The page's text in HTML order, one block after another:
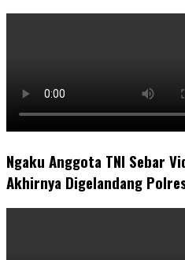
Ngaku Anggota TNI Sebar
Akhirnya Digelandang